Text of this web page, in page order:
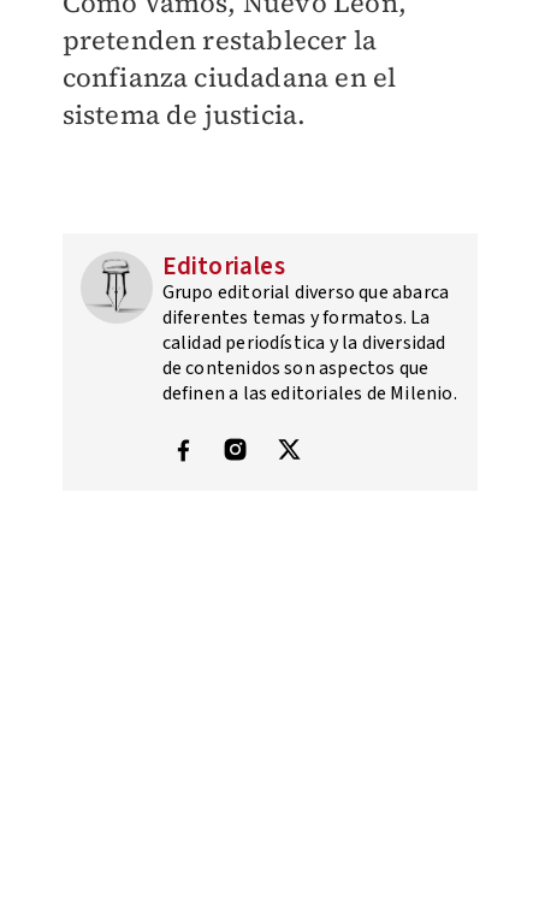
pretenden restablecer la
confianza ciudadana en el
sistema de justicia.
Editoriales
Grupo editorial diverso que abarca
diferentes temas y formatos. La
calidad periodística y la diversidad
de contenidos son aspectos que
definen a las editoriales de Milenio.